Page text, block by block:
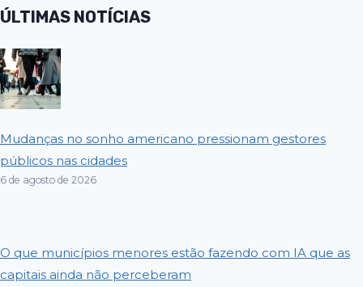
ÚLTIMAS NOTÍCIAS
Mudanças no sonho americano pressionam gestores
públicos nas cidades
6 de agosto de 2026
O que municípios menores estão fazendo com IA que as
capitais ainda não perceberam